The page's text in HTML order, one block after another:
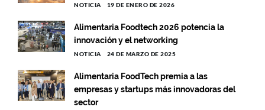
NOTICIA 19 DE ENERO DE 2026
Alimentaria Foodtech 2026 potencia la
innovación y el networking
NOTICIA 24 DE MARZO DE 2025
Alimentaria FoodTech premia a las
empresas y startups más innovadoras del
sector